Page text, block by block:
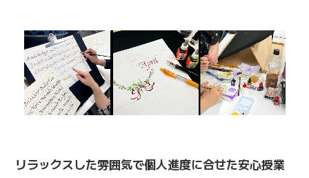
リラックスした雰囲気で個人進度に合せた安心授業